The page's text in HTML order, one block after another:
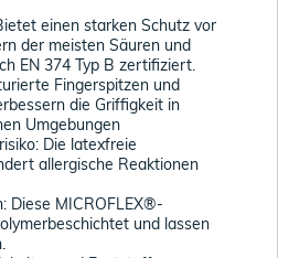
einen starken Schutz vor
der meisten Säuren und
EN 374 Typ B zertifiziert.
Fingerspitzen und
die Griffigkeit in
Umgebungen
Die latexfreie
allergische Reaktionen
Diese MICROFLEX®-
und lassen